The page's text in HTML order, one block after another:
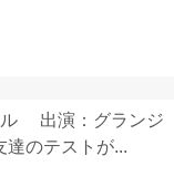
出演：グランジ
のテストが...